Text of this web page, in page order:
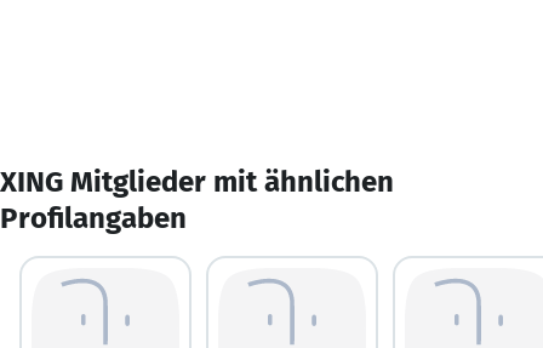
XING Mitglieder mit ähnlichen
Profilangaben